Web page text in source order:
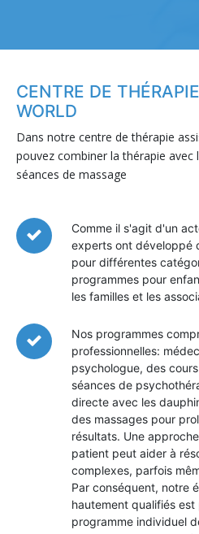
CENTRE DE
WORLD
Dans notre centre de thérapie
pouvez combiner la thérapie avec
séances de massage
Comme il s'agit d'un
experts ont développé
pour différentes
programmes pour
les familles et les
Nos programmes
professionnelles:
psychologue, des
séances de
directe avec les
des massages pour
résultats. Une
patient peut aider à
complexes, parfois
Par conséquent, notre
hautement qualifiés
programme individuel